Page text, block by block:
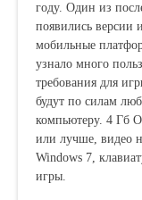
году. Один из
появились версии
мобильные
узнало много
требования для
будут по силам
компьютеру. 4 Гб
или лучше, видео
Windows 7,
игры.